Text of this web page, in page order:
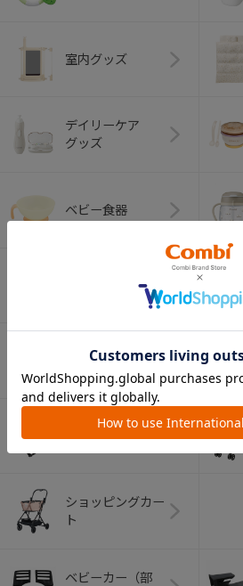
室内グッズ
デイリーケア
グッズ
ベビー食器
オーラルケア
アウトドアグッズ
ショッピングカー
ト
ベビーカー（部